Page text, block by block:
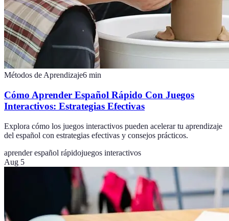
Métodos de Aprendizaje6 min
Cómo Aprender Español Rápido Con Juegos
Interactivos: Estrategias Efectivas
Explora cómo los juegos interactivos pueden acelerar tu aprendizaje
del español con estrategias efectivas y consejos prácticos.
aprender español rápidojuegos interactivos
Aug 5